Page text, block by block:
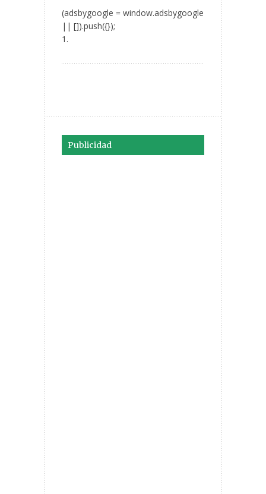
(adsbygoogle = window.adsbygoogle
|| []).push({});
1.
Publicidad